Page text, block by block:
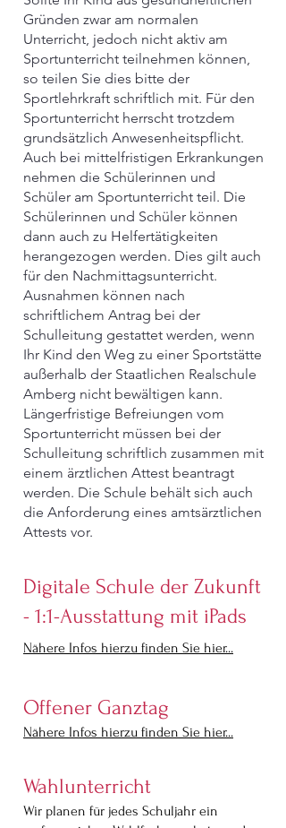
Gründen zwar am normalen
Unterricht, jedoch nicht aktiv am
Sportunterricht teilnehmen können,
so teilen Sie dies bitte der
Sportlehrkraft schriftlich mit. Für den
Sportunterricht herrscht trotzdem
grundsätzlich Anwesenheitspflicht.
Auch bei mittelfristigen Erkrankungen
nehmen die Schülerinnen und
Schüler am Sportunterricht teil. Die
Schülerinnen und Schüler können
dann auch zu Helfertätigkeiten
herangezogen werden. Dies gilt auch
für den Nachmittagsunterricht.
Ausnahmen können nach
schriftlichem Antrag bei der
Schulleitung gestattet werden, wenn
Ihr Kind den Weg zu einer Sportstätte
außerhalb der Staatlichen Realschule
Amberg nicht bewältigen kann.
Längerfristige Befreiungen vom
Sportunterricht müssen bei der
Schulleitung schriftlich zusammen mit
einem ärztlichen Attest beantragt
werden. Die Schule behält sich auch
die Anforderung eines amtsärztlichen
Attests vor.
Digitale Schule der Zukunft
- 1:1-Ausstattung mit iPads
Nähere Infos hierzu finden Sie hier...
Offener Ganztag
Nähere Infos hierzu finden Sie hier...
Wahlunterricht
Wir planen für jedes Schuljahr ein